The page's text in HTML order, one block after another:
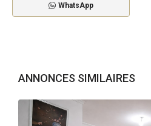
WhatsApp
ANNONCES SIMILAIRES